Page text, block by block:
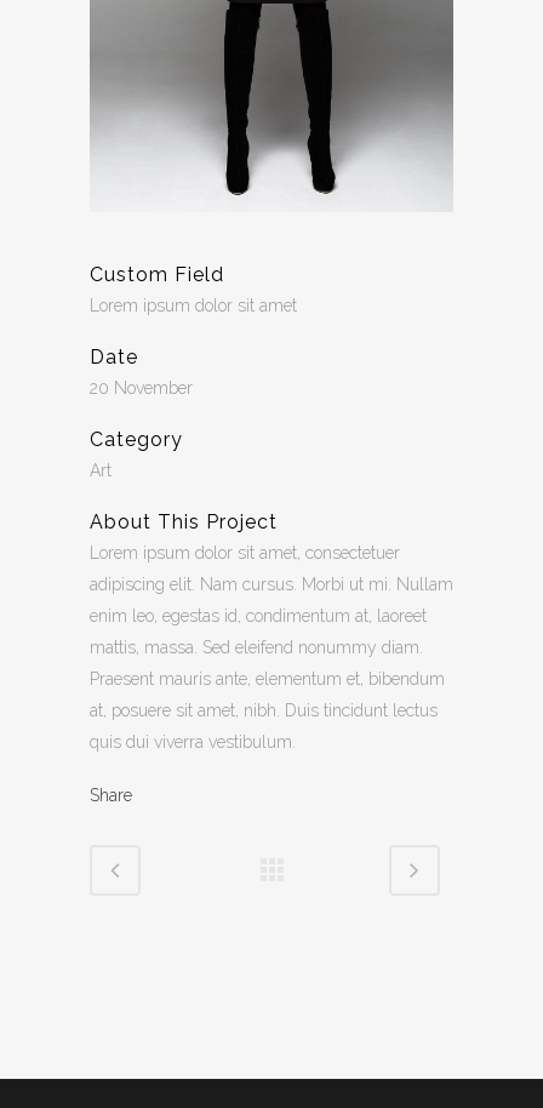
Custom Field
Lorem ipsum dolor sit amet
Date
20 November
Category
Art
About This Project
Lorem ipsum dolor sit amet, consectetuer
adipiscing elit. Nam cursus. Morbi ut mi. Nullam
enim leo, egestas id, condimentum at, laoreet
mattis, massa. Sed eleifend nonummy diam.
Praesent mauris ante, elementum et, bibendum
at, posuere sit amet, nibh. Duis tincidunt lectus
quis dui viverra vestibulum.
Share